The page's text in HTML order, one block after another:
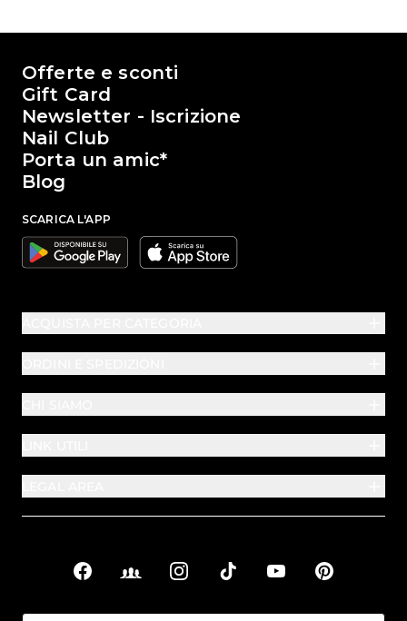
Il mondo di Passione Beauty
Offerte e sconti
Gift Card
Newsletter - Iscrizione
Nail Club
Porta un amic*
Blog
SCARICA L'APP
Google Apple
Link sociali
FacebookFacebook Groups
InstagramTikTok YouTubePinterest